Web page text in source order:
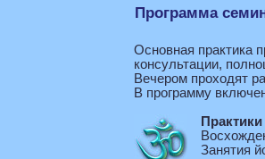
Программа
Основная практика
консультации,
Вечером проходят
В программу
Занятия